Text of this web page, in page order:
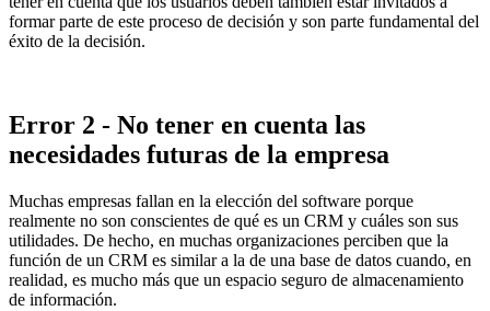
formar parte de este proceso de decisión y son parte fundamental del
éxito de la decisión.
Error 2 - No tener en cuenta las
necesidades futuras de la empresa
Muchas empresas fallan en la elección del software porque
realmente no son conscientes de qué es un CRM y cuáles son sus
utilidades. De hecho, en muchas organizaciones perciben que la
función de un CRM es similar a la de una base de datos cuando, en
realidad, es mucho más que un espacio seguro de almacenamiento
de información.